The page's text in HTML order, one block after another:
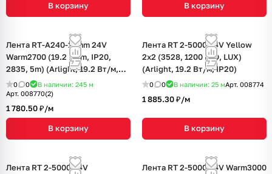
В корзину В корзину
Лента RT-A240-15mm 24V
Warm2700 (19.2 W/m, IP20,
2835, 5m) (Arlight, 19.2 Вт/м,
IP20)
0 0 В наличии: 245 м
Арт. 008770(2)
1 780.50 ₽/м
В корзину
Лента RT 2-5000 24V Yellow
2x2 (3528, 1200 LED, LUX)
(Arlight, 19.2 Вт/м, IP20)
0 0 В наличии: 25 мАрт. 008774
1 885.30 ₽/м
В корзину
Лента RT 2-5000 24V
Лента RT 2-5000 24V Warm3000